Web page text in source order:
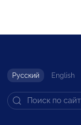
Русский English